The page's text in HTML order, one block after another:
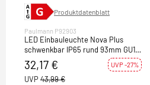
Produktdatenblatt
Paulmann P92903
LED Einbauleuchte Nova Plus
schwenkbar IP65 rund 93mm GU10
7W 460lm 230V dimmbar 2700K
Weiß matt/Chrom
32,17 € UVP -27%
UVP 43,99 €